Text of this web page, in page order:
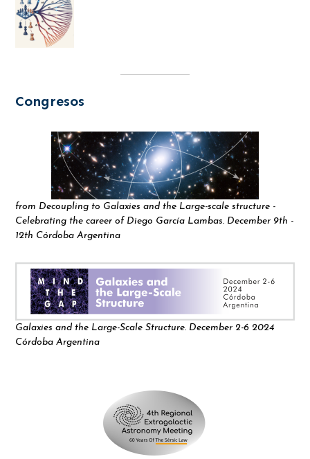
Congresos
from Decoupling to Galaxies and the Large-scale structure -
Celebrating the career of Diego García Lambas. December 9th -
12th Córdoba Argentina
Galaxies and the Large-Scale Structure. December 2-6 2024
Córdoba Argentina